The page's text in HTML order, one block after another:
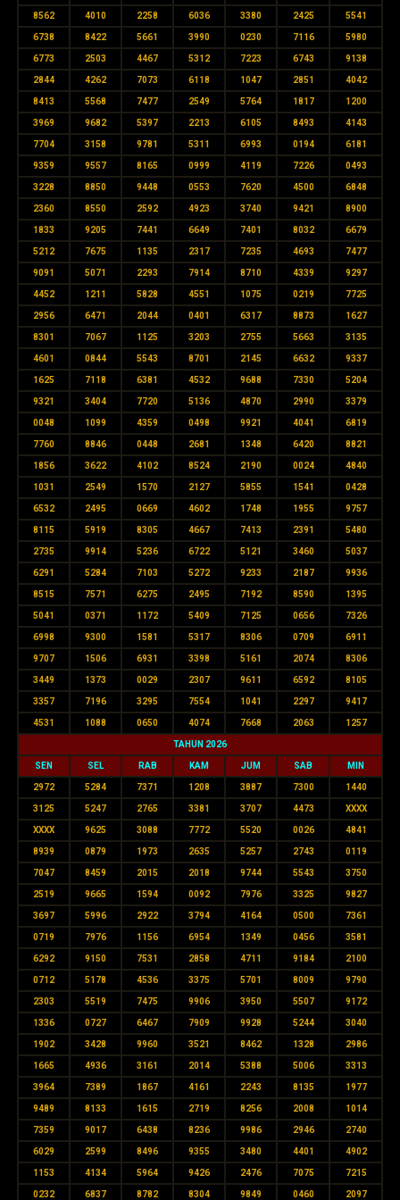
8562 4010 2258 6036 3380 2425 5541
6738 8422 5661 3990 0230 7116 5980
6773 2503 4467 5312 7223 6743 9138
2844 4262 7073 6118 1047 2851 4042
8413 5568 7477 2549 5764 1817 1200
3969 9682 5397 2213 6105 8493 4143
7704 3158 9781 5311 6993 0194 6181
9359 9557 8165 0999 4119 7226 0493
3228 8850 9448 0553 7620 4500 6848
2360 8550 2592 4923 3740 9421 8900
1833 9205 7441 6649 7401 8032 6679
5212 7675 1135 2317 7235 4693 7477
9091 5071 2293 7914 8710 4339 9297
4452 1211 5828 4551 1075 0219 7725
2956 6471 2044 0401 6317 8873 1627
8301 7067 1125 3203 2755 5663 3135
4601 0844 5543 8701 2145 6632 9337
1625 7118 6381 4532 9688 7330 5204
9321 3404 7720 5136 4870 2990 3379
0048 1099 4359 0498 9921 4041 6819
7760 8846 0448 2681 1348 6420 8821
1856 3622 4102 8524 2190 0024 4840
1031 2549 1570 2127 5855 1541 0428
6532 2495 0669 4602 1748 1955 9757
8115 5919 8305 4667 7413 2391 5480
2735 9914 5236 6722 5121 3460 5037
6291 5284 7103 5272 9233 2187 9936
8515 7571 6275 2495 7192 8590 1395
5041 0371 1172 5409 7125 0656 7326
6998 9300 1581 5317 8306 0709 6911
9707 1506 6931 3398 5161 2074 8306
3449 1373 0029 2307 9611 6592 8105
3357 7196 3295 7554 1041 2297 9417
4531 1088 0650 4074 7668 2063 1257
TAHUN 2026
SEN SEL RAB KAM JUM SAB MIN
2972 5284 7371 1208 3887 7300 1440
3125 5247 2765 3381 3707 4473 XXXX
XXXX 9625 3088 7772 5520 0026 4841
8939 0879 1973 2635 5257 2743 0119
7047 8459 2015 2018 9744 5543 3750
2519 9665 1594 0092 7976 3325 9827
3697 5996 2922 3794 4164 0500 7361
0719 7976 1156 6954 1349 0456 3581
6292 9150 7531 2858 4711 9184 2100
0712 5178 4536 3375 5701 8009 9790
2303 5519 7475 9906 3950 5507 9172
1336 0727 6467 7909 9928 5244 3040
1902 3428 9960 3521 8462 1328 2986
1665 4936 3161 2014 5388 5006 3313
3964 7389 1867 4161 2243 8135 1977
9489 8133 1615 2719 8256 2008 1014
7359 9017 6438 8236 9986 2946 2740
6029 2599 8496 9355 3480 4401 4902
1153 4134 5964 9426 2476 7075 7215
0232 6837 8782 8304 9849 0460 2097